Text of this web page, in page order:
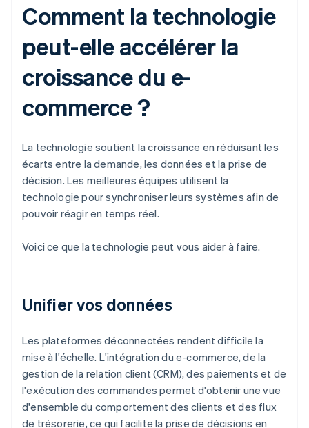
Comment la technologie
peut-elle accélérer la
croissance du e-
commerce ?
La technologie soutient la croissance en réduisant les
écarts entre la demande, les données et la prise de
décision. Les meilleures équipes utilisent la
technologie pour synchroniser leurs systèmes afin de
pouvoir réagir en temps réel.
Voici ce que la technologie peut vous aider à faire.
Unifier vos données
Les plateformes déconnectées rendent difficile la
mise à l'échelle. L'intégration du e-commerce, de la
gestion de la relation client (CRM), des paiements et de
l'exécution des commandes permet d'obtenir une vue
d'ensemble du comportement des clients et des flux
de trésorerie, ce qui facilite la prise de décisions en